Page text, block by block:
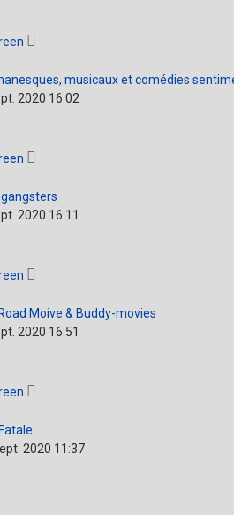
musicaux et comédies
2020 16:02
2020 16:11
Moive & Buddy-movies
2020 16:51
2020 11:37